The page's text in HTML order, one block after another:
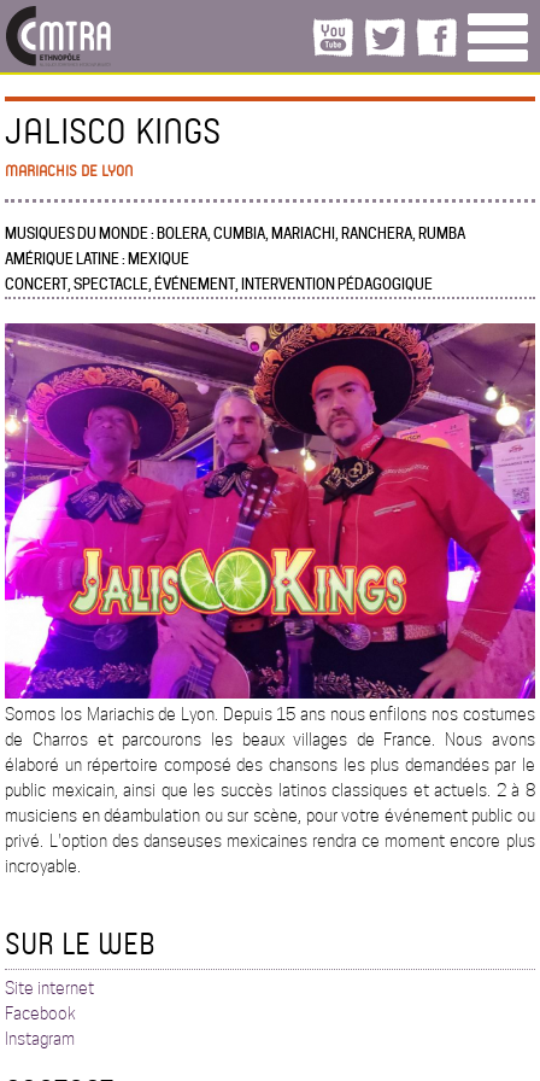
JALISCO KINGS
MARIACHIS DE LYON
MUSIQUES DU MONDE : BOLERA, CUMBIA, MARIACHI, RANCHERA, RUMBA
AMÉRIQUE LATINE : MEXIQUE
CONCERT, SPECTACLE, ÉVÉNEMENT, INTERVENTION PÉDAGOGIQUE
Somos los Mariachis de Lyon. Depuis 15 ans nous enfilons nos costumes
de Charros et parcourons les beaux villages de France. Nous avons
élaboré un répertoire composé des chansons les plus demandées par le
public mexicain, ainsi que les succès latinos classiques et actuels. 2 à 8
musiciens en déambulation ou sur scène, pour votre événement public ou
privé. L'option des danseuses mexicaines rendra ce moment encore plus
incroyable.
SUR LE WEB
Site internet
Facebook
Instagram